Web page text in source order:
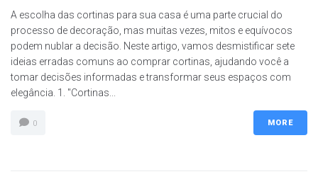
A escolha das cortinas para sua casa é uma parte crucial do
processo de decoração, mas muitas vezes, mitos e equívocos
podem nublar a decisão. Neste artigo, vamos desmistificar sete
ideias erradas comuns ao comprar cortinas, ajudando você a
tomar decisões informadas e transformar seus espaços com
elegância. 1. "Cortinas...
0 MORE